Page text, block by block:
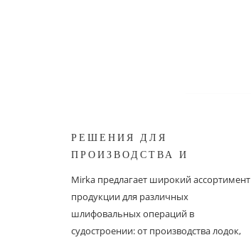
РЕШЕНИЯ ДЛЯ
ПРОИЗВОДСТВА И
Mirka предлагает широкий ассортимент
продукции для различных
шлифовальных операций в
судостроении: от производства лодок,